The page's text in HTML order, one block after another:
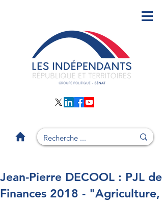
Jean-Pierre DECOOL : PJL de
Finances 2018 - "Agriculture,